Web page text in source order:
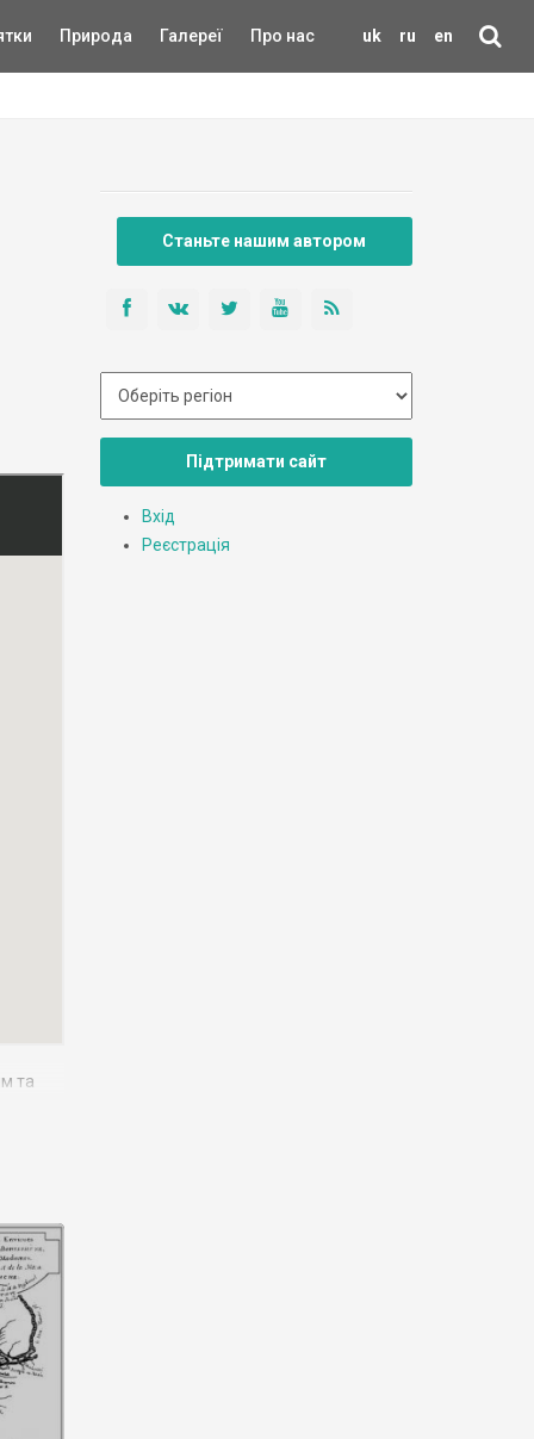
uk ru en
Природа Галереї Про нас
та
Станьте нашим автором
Підтримати сайт
Вхід
Реєстрація